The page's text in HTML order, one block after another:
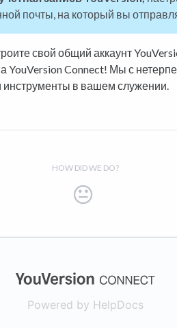
почты, на который вы
свой общий аккаунт
YouVersion Connect! Мы с
инструменты в вашем служении.
HOW DID WE DO?
Powered by HelpDocs